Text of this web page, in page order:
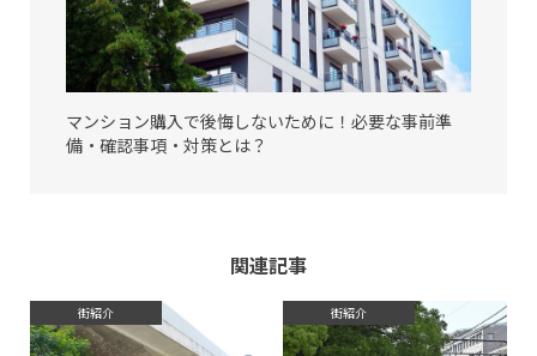
マンション購入で後悔しないために！必要な事前準
備・確認事項・対策とは？
関連記事
街紹介 街紹介